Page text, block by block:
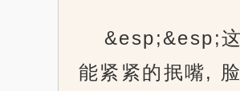
&esp;&esp;
能紧紧的抿嘴,